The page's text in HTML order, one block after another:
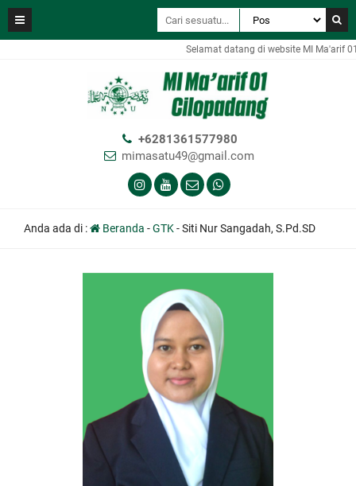
Selamat datang di website MI Ma'arif
+6281361577980
mimasatu49@gmail.com
Anda ada di : Beranda -GTK-Siti Nur Sangadah, S.Pd.SD